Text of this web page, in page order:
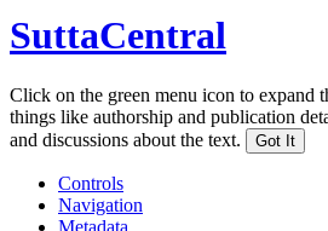
SuttaCentral
Click on the green menu icon to expand
things like authorship and publication
and discussions about the text.
Got It
Controls
Navigation
Metadata